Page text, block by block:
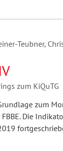
Teubner,
zum KiQuTG
zum
Die